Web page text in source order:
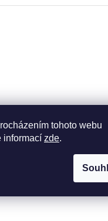
tohoto webu
informací zde.